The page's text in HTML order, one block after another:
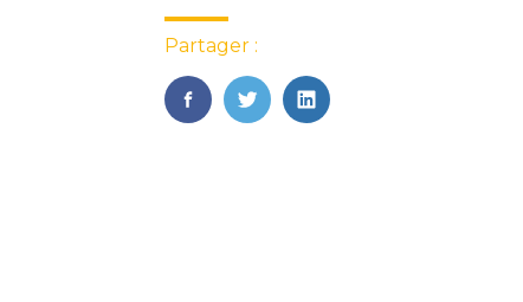
Partager :
FaceBook
TwitterLinkedIn